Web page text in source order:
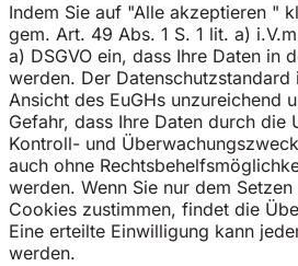
Indem Sie auf "Alle akzeptieren "
gem. Art. 49 Abs. 1 S. 1 lit. a)
a) DSGVO ein, dass Ihre Daten in
werden. Der Datenschutzstandard
Ansicht des EuGHs unzureichend
Gefahr, dass Ihre Daten durch die
Kontroll- und
auch ohne
werden. Wenn Sie nur dem
Cookies zustimmen, findet die
Eine erteilte Einwilligung kann
werden.